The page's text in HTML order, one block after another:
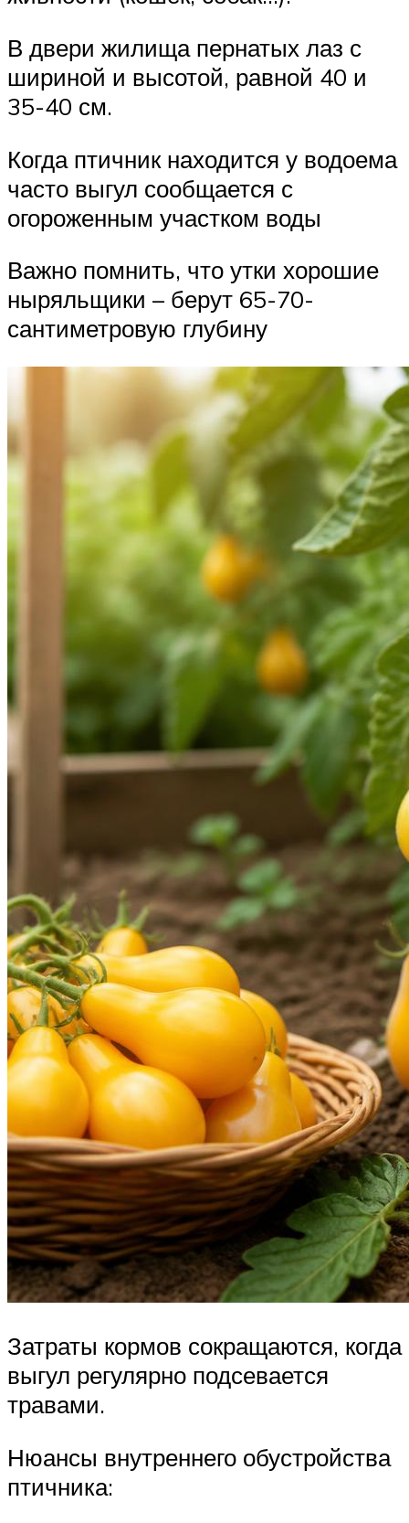
В двери жилища пернатых лаз с
шириной и высотой, равной 40 и
35-40 см.
Когда птичник находится у водоема
часто выгул сообщается с
огороженным участком воды
Важно помнить, что утки хорошие
ныряльщики – берут 65-70-
сантиметровую глубину
Затраты кормов сокращаются, когда
выгул регулярно подсевается
травами.
Нюансы внутреннего обустройства
птичника: